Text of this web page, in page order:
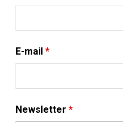
E-mail *
Newsletter *